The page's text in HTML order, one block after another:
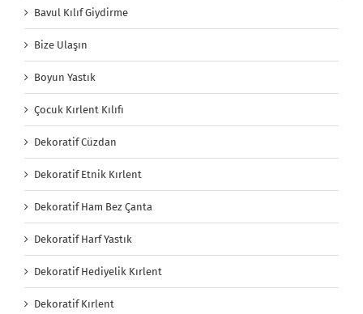
Bavul Kılıf Giydirme
Bize Ulaşın
Boyun Yastık
Çocuk Kırlent Kılıfı
Dekoratif Cüzdan
Dekoratif Etnik Kırlent
Dekoratif Ham Bez Çanta
Dekoratif Harf Yastık
Dekoratif Hediyelik Kırlent
Dekoratif Kırlent